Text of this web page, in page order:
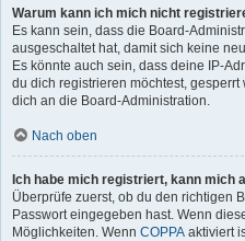
Warum kann ich mich nicht
Es kann sein, dass die Board-
ausgeschaltet hat, damit sich keine
Es könnte auch sein, dass deine IP-
du dich registrieren möchtest,
dich an die Board-Administration.
Nach oben
Ich habe mich registriert, kann mich
Überprüfe zuerst, ob du den richtigen
Passwort eingegeben hast. Wenn
Möglichkeiten. Wenn COPPA aktiviert